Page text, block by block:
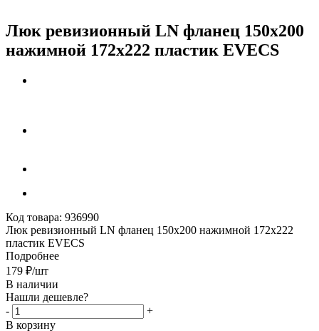
Люк ревизионный LN фланец 150х200
нажимной 172х222 пластик EVECS
Код товара: 936990
Люк ревизионный LN фланец 150х200 нажимной 172х222
пластик EVECS
Подробнее
179 ₽/шт
В наличии
Нашли дешевле?
-
+
В корзину